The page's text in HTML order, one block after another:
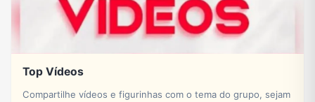
Top Vídeos
Compartilhe vídeos e figurinhas com o tema do grupo, sejam